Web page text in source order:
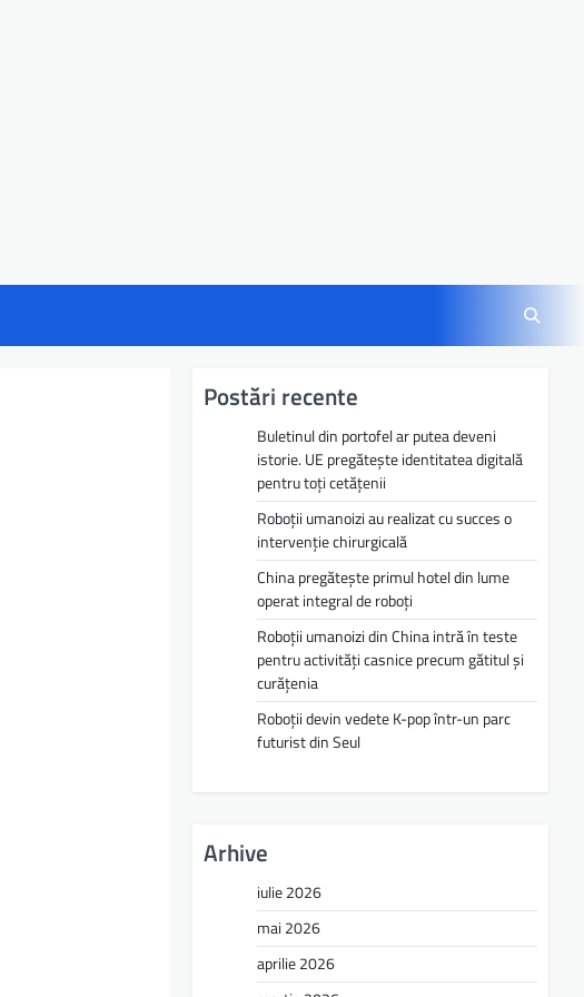
Postări recente
Buletinul din portofel ar putea deveni
istorie. UE pregătește identitatea digitală
pentru toți cetățenii
Roboții umanoizi au realizat cu succes o
intervenție chirurgicală
China pregătește primul hotel din lume
operat integral de roboți
Roboții umanoizi din China intră în teste
pentru activități casnice precum gătitul și
curățenia
Roboții devin vedete K-pop într-un parc
futurist din Seul
Arhive
iulie 2026
mai 2026
aprilie 2026